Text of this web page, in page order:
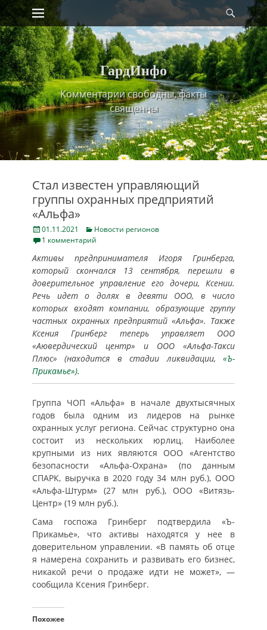
Skip
to
content
Primary Menu
ГардИнфо
Комментарии свободны, факты
священны
Стал известен управляющий
группы охранных предприятий
«Альфа»
Posted
on
01.11.2021 Categories
Новости регионов
1 комментарий
Активы предпринимателя Игоря Гринберга,
который скончался 13 сентября, перешли в
доверительное управление его дочери, Ксении.
Речь идет о долях в девяти ООО, в число
которых входят компании, образующие группу
частных охранных предприятий «Альфа». Также
Ксения Гринберг теперь управляет ООО
«Аювердический центр» и ООО «Альфа-Такси
Плюс» (находится в стадии ликвидации, «Ъ-
Прикамье»).
Группа ЧОП «Альфа» в начале двухтысячных
годов была одним из лидеров на рынке
охранных услуг региона. Сейчас структурно она
состоит из нескольких юрлиц. Наиболее
крупными из них являются ООО «Агентство
безопасности «Альфа-Охрана» (по данным
СПАРК, выручка в 2020 году 34 млн руб.), ООО
«Альфа-Штурм» (27 млн руб.), ООО «Витязь-
Центр» (19 млн руб.).
Сама госпожа Гринберг подтвердила «Ъ-
Прикамье», что активы находятся у нее в
доверительном управлении. «В память об отце
я намерена сохранить и развивать его бизнес,
никакой речи о продаже идти не может», —
сообщила Ксения Гринберг.
Похожее